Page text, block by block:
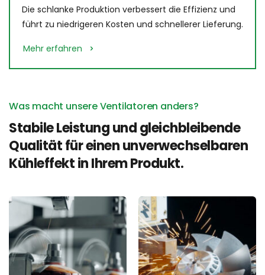
Die schlanke Produktion verbessert die Effizienz und
führt zu niedrigeren Kosten und schnellerer Lieferung.
Mehr erfahren
Was macht unsere Ventilatoren anders?
Stabile Leistung und gleichbleibende
Qualität für einen unverwechselbaren
Kühleffekt in Ihrem Produkt.